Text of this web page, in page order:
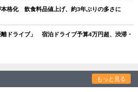
本格化 飲食料品値上げ、約3年ぶりの多さに
ドライブ」 宿泊ドライブ予算4万円超、渋滞・
もっと見る